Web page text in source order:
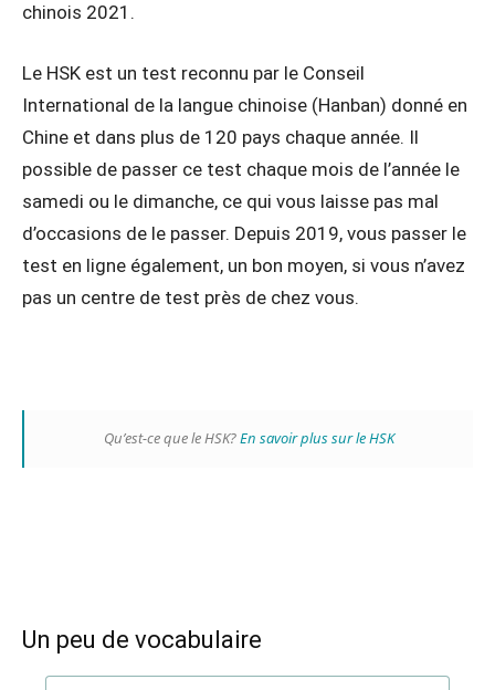
chinois 2021.
Le HSK est un test reconnu par le Conseil
International de la langue chinoise (Hanban) donné en
Chine et dans plus de 120 pays chaque année. Il
possible de passer ce test chaque mois de l’année le
samedi ou le dimanche, ce qui vous laisse pas mal
d’occasions de le passer. Depuis 2019, vous passer le
test en ligne également, un bon moyen, si vous n’avez
pas un centre de test près de chez vous.
Qu’est-ce que le HSK?En savoir plus sur le HSK
Un peu de vocabulaire